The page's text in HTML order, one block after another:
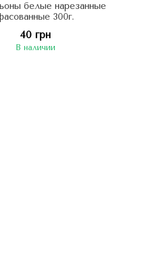
белые нарезанные
300г.
40 грн
В наличии